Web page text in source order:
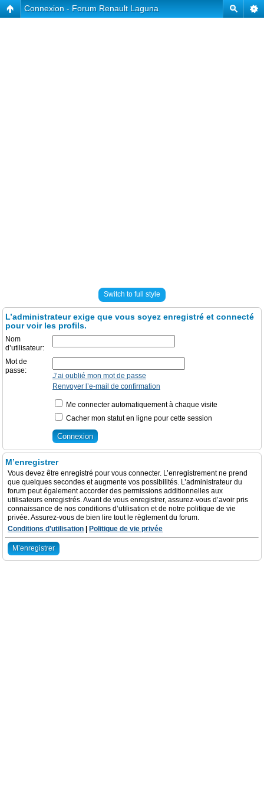
Connexion - Forum Renault Laguna
Switch to full style
L’administrateur exige que vous soyez enregistré et connecté
pour voir les profils.
Nom
d’utilisateur:
Mot de
passe:
J’ai oublié mon mot de passe
Renvoyer l’e-mail de confirmation
Me connecter automatiquement à chaque visite
Cacher mon statut en ligne pour cette session
M’enregistrer
Vous devez être enregistré pour vous connecter. L’enregistrement ne prend
que quelques secondes et augmente vos possibilités. L’administrateur du
forum peut également accorder des permissions additionnelles aux
utilisateurs enregistrés. Avant de vous enregistrer, assurez-vous d’avoir pris
connaissance de nos conditions d’utilisation et de notre politique de vie
privée. Assurez-vous de bien lire tout le règlement du forum.
Conditions d’utilisation
Politique de vie privée
M’enregistrer